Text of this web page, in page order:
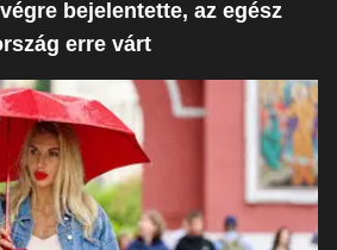
bejelentette, az egész
erre várt